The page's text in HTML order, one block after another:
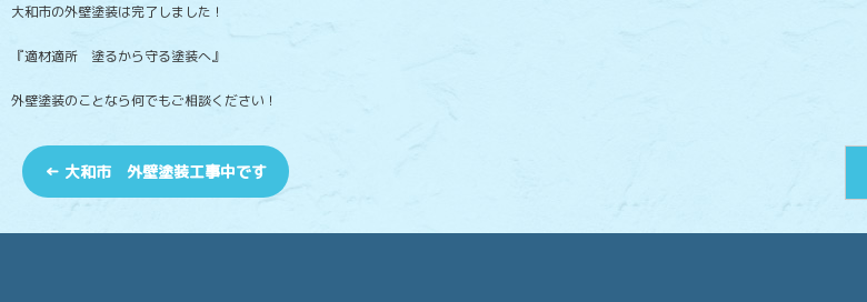
大和市の外壁塗装は完了しました！
『適材適所 塗るから守る塗装へ』
外壁塗装のことなら何でもご相談ください！
← 大和市 外壁塗装工事中です